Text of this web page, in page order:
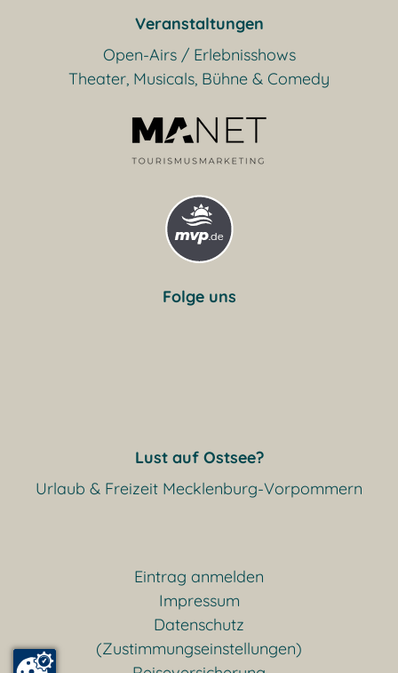
Veranstaltungen
Open-Airs / Erlebnisshows
Theater, Musicals, Bühne & Comedy
Folge uns
Lust auf Ostsee?
Urlaub & Freizeit Mecklenburg-Vorpommern
Eintrag anmelden
Impressum
Datenschutz
(Zustimmungseinstellungen)